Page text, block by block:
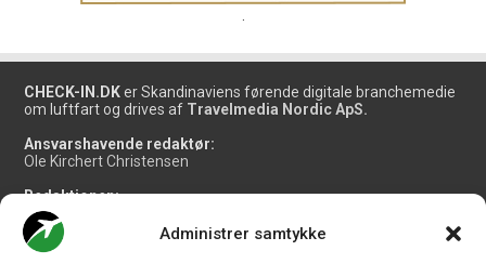
Administrer samtykke
CHECK-IN.DK er Skandinaviens førende digitale branchemedie
om luftfart og drives af Travelmedia Nordic ApS.
Ansvarshavende redaktør:
Ole Kirchert Christensen
Redaktionen:
Christian Granhøj Skouboe
Henrik Baumgarten
Danny Longhi Andreasen